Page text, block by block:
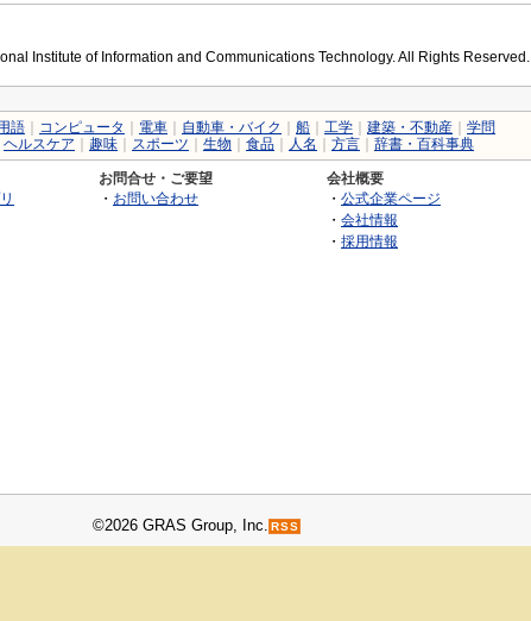
Institute of Information and Communications Technology. All Rights Reserved.
語 コンピュータ 電車 自動車・バイク 船 工学 建築・不動産
学問
ヘルスケア 趣味 スポーツ 生物 食品 人名 方言 辞書・百科事典
お問合せ・ご要望
・ お問い合わせ
会社概要
・ 公式企業ページ
・ 会社情報
・ 採用情報
©2026 GRAS Group, Inc. RSS